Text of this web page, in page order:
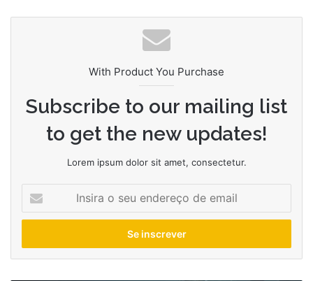
With Product You Purchase
Subscribe to our mailing list
to get the new updates!
Lorem ipsum dolor sit amet, consectetur.
seu
de